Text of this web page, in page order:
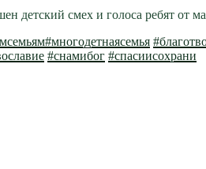
детский смех и голоса ребят от
#многодетнаясемья
#снамибог #спасиисохрани